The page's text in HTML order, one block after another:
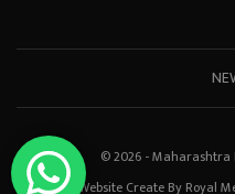
© 2026 - Maharashtra
Website Create By Royal